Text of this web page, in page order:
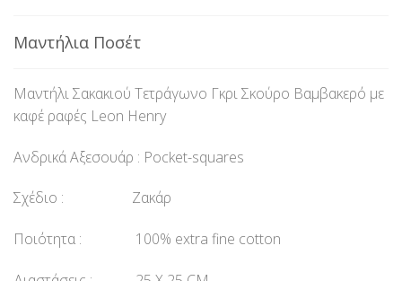
Μαντήλια Ποσέτ
Μαντήλι Σακακιού Τετράγωνο Γκρι Σκούρο Βαμβακερό με
καφέ ραφές Leon Henry
Ανδρικά Αξεσουάρ : Pocket-squares
Σχέδιο : Ζακάρ
Ποιότητα : 100% extra fine cotton